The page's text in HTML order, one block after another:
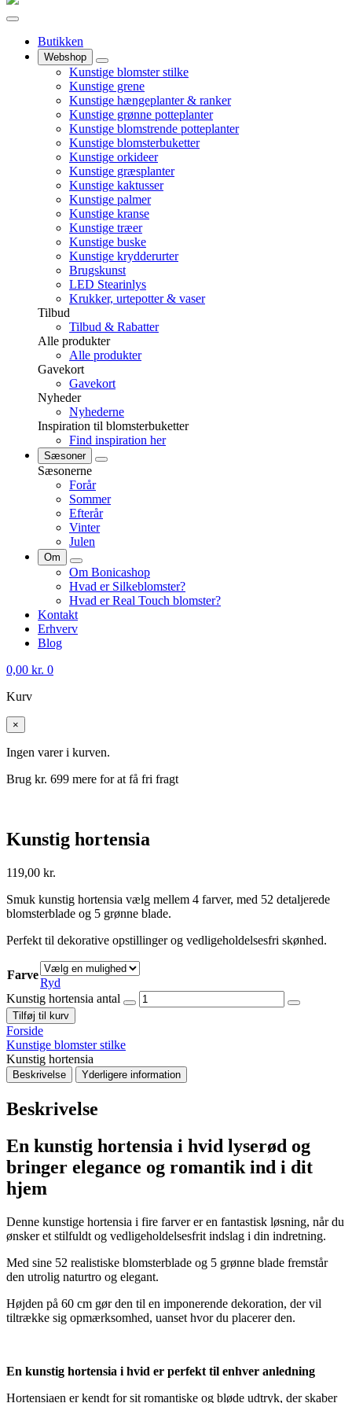
Butikken
Webshop
Kunstige blomster stilke
Kunstige grene
Kunstige hængeplanter & ranker
Kunstige grønne potteplanter
Kunstige blomstrende potteplanter
Kunstige blomsterbuketter
Kunstige orkideer
Kunstige græsplanter
Kunstige kaktusser
Kunstige palmer
Kunstige kranse
Kunstige træer
Kunstige buske
Kunstige krydderurter
Brugskunst
LED Stearinlys
Krukker, urtepotter & vaser
Tilbud
Tilbud & Rabatter
Alle produkter
Alle produkter
Gavekort
Gavekort
Nyheder
Nyhederne
Inspiration til blomsterbuketter
Find inspiration her
Sæsoner
Sæsonerne
Forår
Sommer
Efterår
Vinter
Julen
Om
Om Bonicashop
Hvad er Silkeblomster?
Hvad er Real Touch blomster?
Kontakt
Erhverv
Blog
0,00 kr. 0
Kurv
×
Ingen varer i kurven.
Brug kr. 699 mere for at få fri fragt
Kunstig hortensia
119,00 kr.
Smuk kunstig hortensia vælg mellem 4 farver, med 52 detaljerede
blomsterblade og 5 grønne blade.
Perfekt til dekorative opstillinger og vedligeholdelsesfri skønhed.
Farve
Ryd
Kunstig hortensia antal
Tilføj til kurv
Forside
Kunstige blomster stilke
Kunstig hortensia
Beskrivelse Yderligere information
Beskrivelse
En kunstig hortensia i hvid lyserød og
bringer elegance og romantik ind i dit
hjem
Denne kunstige hortensia i fire farver er en fantastisk løsning, når du
ønsker et stilfuldt og vedligeholdelsesfrit indslag i din indretning.
Med sine 52 realistiske blomsterblade og 5 grønne blade fremstår
den utrolig naturtro og elegant.
Højden på 60 cm gør den til en imponerende dekoration, der vil
tiltrække sig opmærksomhed, uanset hvor du placerer den.
En kunstig hortensia i hvid er perfekt til enhver anledning
Hortensiaen er kendt for sit romantiske og bløde udtryk, der skaber